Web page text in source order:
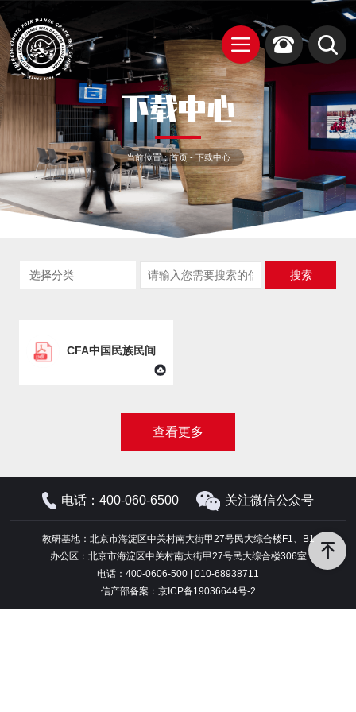
下载中心
当前位置：首页-下载中心
搜索
CFA中国民族民间
查看更多
电话：400-060-6500 关注微信公众号
教研基地：北京市海淀区中关村南大街甲27号民大综合楼F1、B1
办公区：北京市海淀区中关村南大街甲27号民大综合楼306室
电话：400-0606-500 | 010-68938711
信产部备案：京ICP备19036644号-2